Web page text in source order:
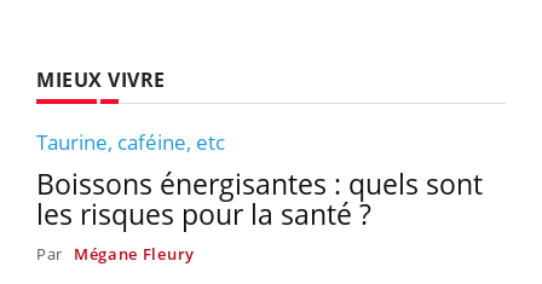
MIEUX VIVRE
Taurine, caféine, etc
Boissons énergisantes : quels sont
les risques pour la santé ?
Par Mégane Fleury